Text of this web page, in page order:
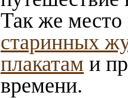
Так же
старинных
плакатам и
времени.